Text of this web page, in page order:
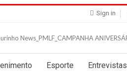
Sign in
Esporte Entrevistas